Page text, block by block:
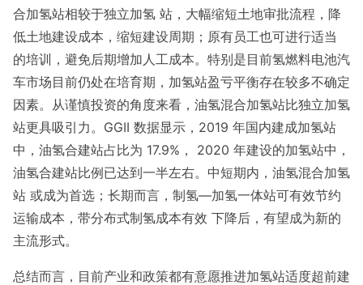
合加氢站相较于独立加氢 站，大幅缩短土地审批流程，降
低土地建设成本，缩短建设周期；原有员工也可进行适当
的培训，避免后期增加人工成本。特别是目前氢燃料电池汽
车市场目前仍处在培育期，加氢站盈亏平衡存在较多不确定
因素。从谨慎投资的角度来看，油氢混合加氢站比独立加氢
站更具吸引力。GGII 数据显示，2019 年国内建成加氢站
中，油氢合建站占比为 17.9%， 2020 年建设的加氢站中，
油氢合建站比例已达到一半左右。中短期内，油氢混合加氢
站 或成为首选；长期而言，制氢—加氢一体站可有效节约
运输成本，带分布式制氢成本有效 下降后，有望成为新的
主流形式。
总结而言，目前产业和政策都有意愿推进加氢站适度超前建